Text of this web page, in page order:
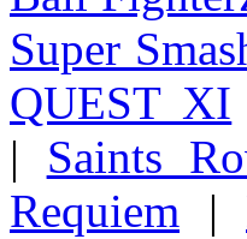
Super
QUEST XI
| Saints
Requiem |